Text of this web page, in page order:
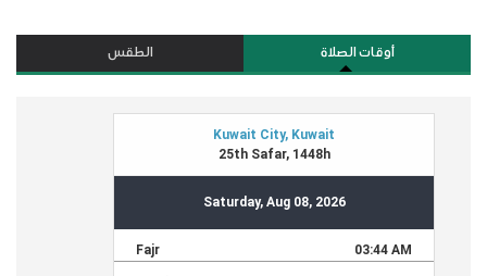
أوقات الصلاة الطقس